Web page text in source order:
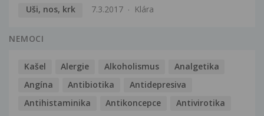
Uši, nos, krk
7.3.2017 Klára
NEMOCI
Kašel Alergie Alkoholismus
Analgetika
Angína
Antibiotika
Antidepresiva
Antihistaminika
Antikoncepce Antivirotika